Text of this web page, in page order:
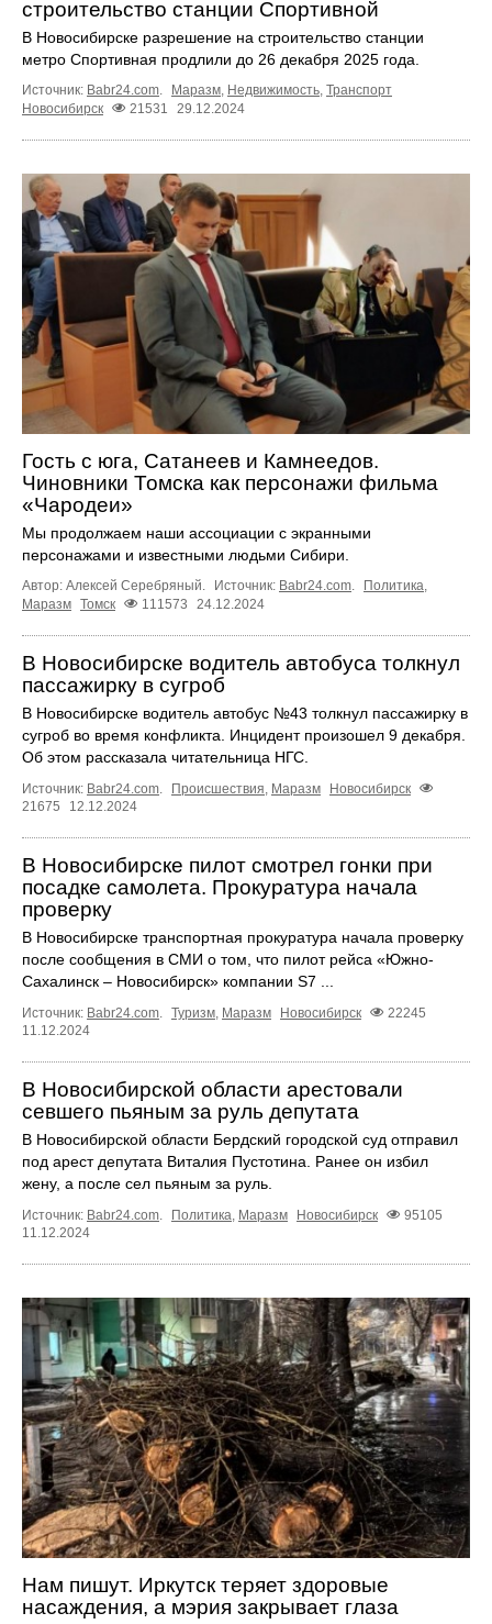
строительство станции Спортивной
В Новосибирске разрешение на строительство станции
метро Спортивная продлили до 26 декабря 2025 года.
Источник: Babr24.com. Маразм, Недвижимость, Транспорт
Новосибирск
21531 29.12.2024
Гость с юга, Сатанеев и Камнеедов.
Чиновники Томска как персонажи фильма
«Чародеи»
Мы продолжаем наши ассоциации с экранными
персонажами и известными людьми Сибири.
Автор: Алексей Серебряный. Источник: Babr24.com Политика
Маразм Томск 111573 24.12.2024
В Новосибирске водитель автобуса толкнул
пассажирку в сугроб
В Новосибирске водитель автобус №43 толкнул пассажирку в
сугроб во время конфликта. Инцидент произошел 9 декабря.
Об этом рассказала читательница НГС.
Источник: Babr24.com. Происшествия, Маразм
Новосибирск
21675
12.12.2024
В Новосибирске пилот смотрел гонки при
посадке самолета. Прокуратура начала
проверку
В Новосибирске транспортная прокуратура начала проверку
после сообщения в СМИ о том, что пилот рейса «Южно-
Сахалинск – Новосибирск» компании S7 ...
Источник: Babr24.com. Туризм, Маразм Новосибирск
22245
11.12.2024
В Новосибирской области арестовали
севшего пьяным за руль депутата
В Новосибирской области Бердский городской суд отправил
под арест депутата Виталия Пустотина. Ранее он избил
жену, а после сел пьяным за руль.
Источник: Babr24.com. Политика, Маразм Новосибирск
95105
11.12.2024
Нам пишут. Иркутск теряет здоровые
насаждения, а мэрия закрывает глаза